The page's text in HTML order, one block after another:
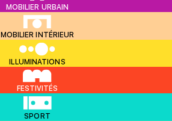
MOBILIER URBAIN
MOBILIER INTÉRIEUR
ILLUMINATIONS
FESTIVITÉS
SPORT